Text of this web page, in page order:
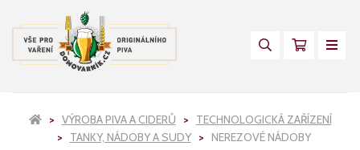
VÝROBA PIVA A CIDERŮ
TECHNOLOGICKÁ ZAŘÍZENÍ
TANKY, NÁDOBY A SUDY
NEREZOVÉ NÁDOBY